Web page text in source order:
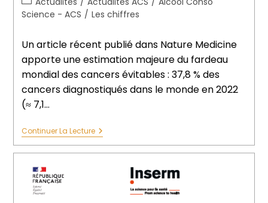
Science - ACS / Les chiffres
Un article récent publié dans Nature Medicine
apporte une estimation majeure du fardeau
mondial des cancers évitables : 37,8 % des
cancers diagnostiqués dans le monde en 2022
(≈ 7,1…
Continuer La Lecture